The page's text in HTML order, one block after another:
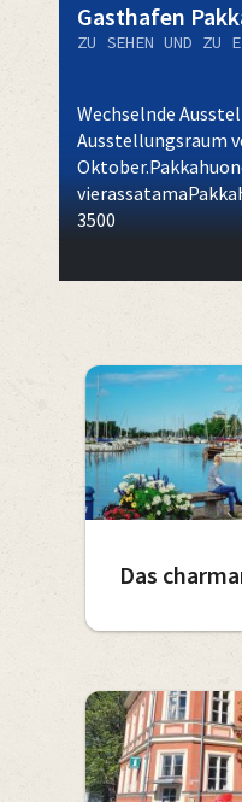
Gasthafen
ZU SEHEN UND ZU
Wechselnde
Ausstellungsraum
3500
Das